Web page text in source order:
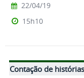
22/04/19
15h10
Contação de histórias